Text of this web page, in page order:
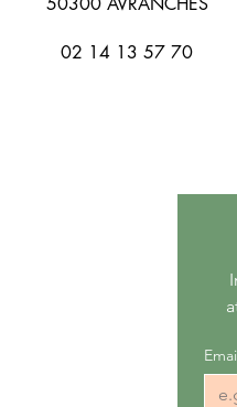
02 14 13 57 70
Email